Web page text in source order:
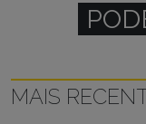
MAIS